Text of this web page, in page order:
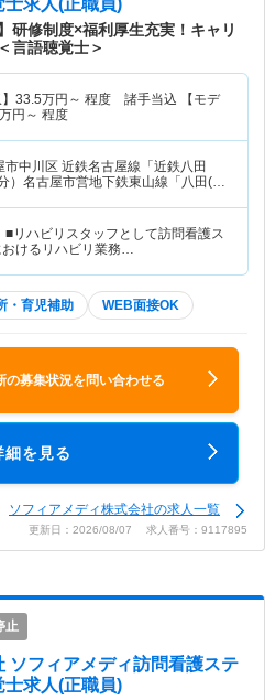
士求人(正職員)
研修制度×福利厚生充実！キャリ
言語聴覚士＞
33.5万円～ 程度 諸手当込 【モデ
万円～ 程度
市中川区 近鉄名古屋線「近鉄八田
）名古屋市営地下鉄東山線「八田(名
■リハビリスタッフとして訪問看護ス
おけるリハビリ業務…
・育児補助 WEB面接OK
の募集状況を問い合わせる
細を見る
ソフィアメディ株式会社の求人一覧
更新日：2026/08/07 求人番号：9117895
止
ソフィアメディ訪問看護ステ
士求人(正職員)